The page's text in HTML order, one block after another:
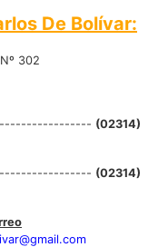
De Bolívar:
302
(02314)
(02314)